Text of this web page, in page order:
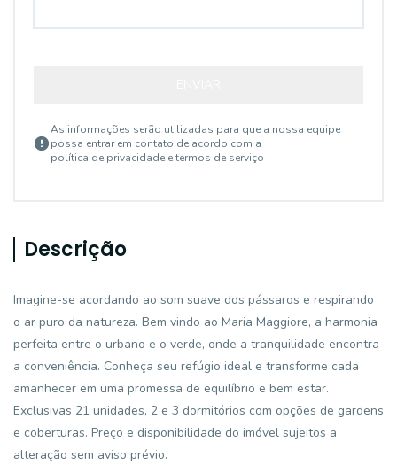
As informações serão utilizadas para que a nossa equipe
possa entrar em contato de acordo com a
política de privacidade e termos de serviço
Descrição
Imagine-se acordando ao som suave dos pássaros e respirando
o ar puro da natureza. Bem vindo ao Maria Maggiore, a harmonia
perfeita entre o urbano e o verde, onde a tranquilidade encontra
a conveniência. Conheça seu refúgio ideal e transforme cada
amanhecer em uma promessa de equilíbrio e bem estar.
Exclusivas 21 unidades, 2 e 3 dormitórios com opções de gardens
e coberturas. Preço e disponibilidade do imóvel sujeitos a
alteração sem aviso prévio.